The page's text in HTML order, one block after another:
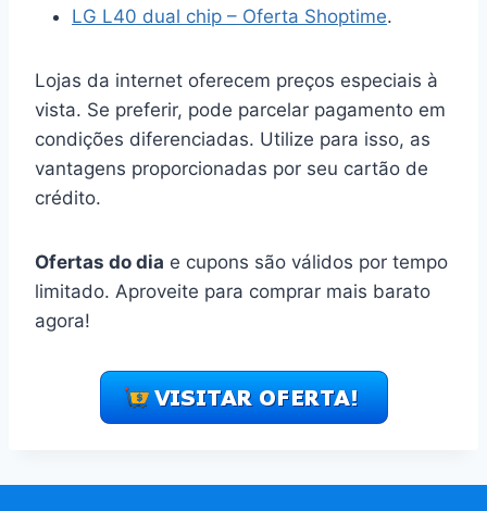
LG L40 dual chip – Oferta Shoptime.
Lojas da internet oferecem preços especiais à
vista. Se preferir, pode parcelar pagamento em
condições diferenciadas. Utilize para isso, as
vantagens proporcionadas por seu cartão de
crédito.
Ofertas do dia e cupons são válidos por tempo
limitado. Aproveite para comprar mais barato
agora!